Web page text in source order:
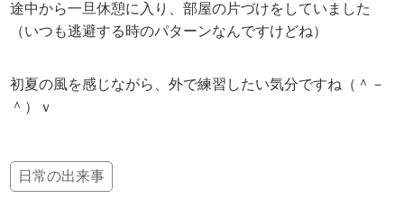
途中から一旦休憩に入り、部屋の片づけをしていました
（いつも逃避する時のパターンなんですけどね）
初夏の風を感じながら、外で練習したい気分ですね（＾－
＾）ｖ
日常の出来事